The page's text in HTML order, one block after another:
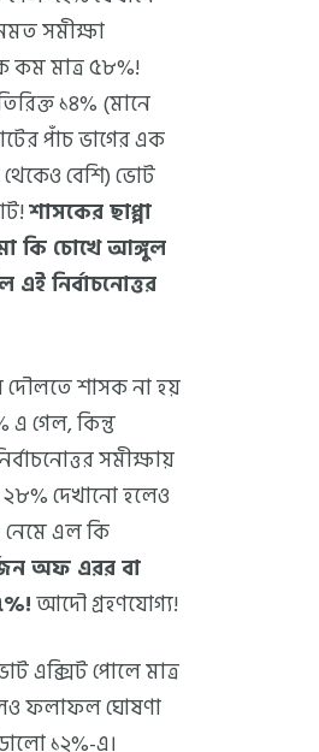
সমীক্ষা
কম মাত্র ৫৮%!
১৪% (মানে
পাঁচ ভাগের এক
বেশি) ভোট
শাসকের ছাপ্পা
কি চোখে আঙ্গুল
এই নির্বাচনোত্তর
দৌলতে শাসক না হয়
এ গেল, কিন্তু
সমীক্ষায়
দেখানো হলেও
নেমে এল কি
অফ এরর বা
আদৌ গ্রহণযোগ্য!
এক্সিট পোলে মাত্র
ফলাফল ঘোষণা
১২%-এ।